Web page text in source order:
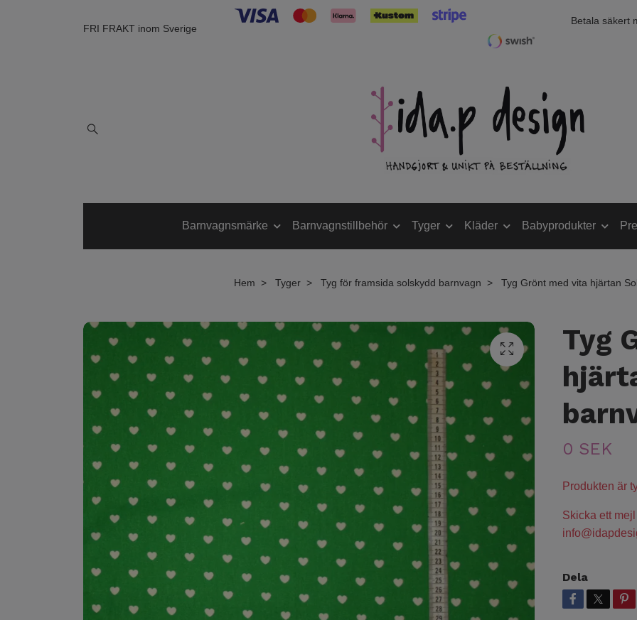
FRI FRAKT inom Sverige
Betala säkert
Barnvagnsmärke Barnvagnstillbehör Tyger Kläder Babyprodukter
Hem Tyger Tyg för framsida solskydd barnvagn Tyg Grönt med vita hjärtan
Tyg
0 SEK
Produkten är
Skicka ett
Dela